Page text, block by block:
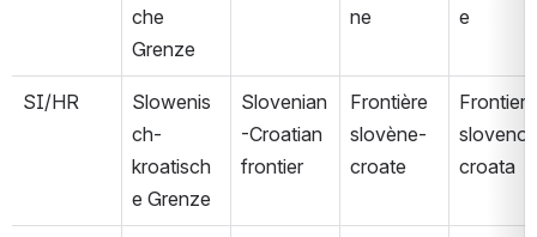
che
Grenze
ne
e
SI/HR
Slowenis
ch-
kroatisch
e Grenze
Slovenian
-Croatian
frontier
Frontière
slovène-
croate
Frontiera
sloveno-
croata